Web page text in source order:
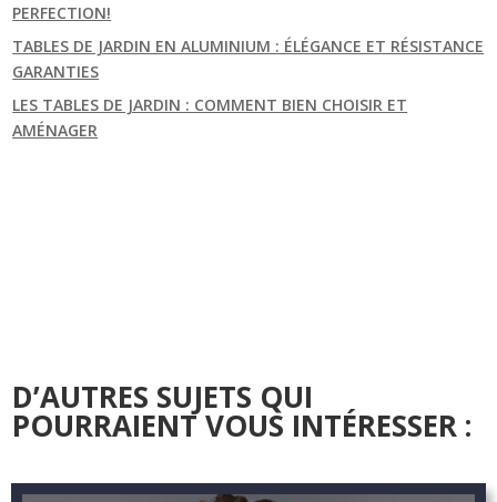
PERFECTION!
TABLES DE JARDIN EN ALUMINIUM : ÉLÉGANCE ET RÉSISTANCE
GARANTIES
LES TABLES DE JARDIN : COMMENT BIEN CHOISIR ET
AMÉNAGER
D’AUTRES SUJETS QUI
POURRAIENT VOUS INTÉRESSER :